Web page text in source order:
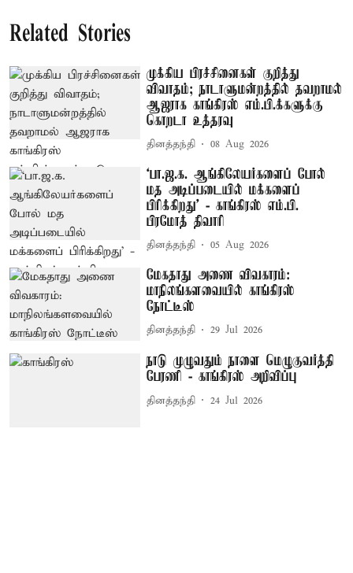
Related Stories
முக்கிய பிரச்சினைகள் குறித்து
விவாதம்; நாடாளுமன்றத்தில் தவறாமல்
ஆஜராக காங்கிரஸ் எம்.பி.க்களுக்கு
கொறடா உத்தரவு
தினத்தந்தி 08 Aug 2026
‘பா.ஜ.க. ஆங்கிலேயர்களைப் போல்
மத அடிப்படையில் மக்களைப்
பிரிக்கிறது’ - காங்கிரஸ் எம்.பி.
பிரமோத் திவாரி
தினத்தந்தி 05 Aug 2026
மேகதாது அணை விவகாரம்:
மாநிலங்களவையில் காங்கிரஸ்
நோட்டீஸ்
தினத்தந்தி 29 Jul 2026
நாடு முழுவதும் நாளை மெழுகுவர்த்தி
பேரணி - காங்கிரஸ் அறிவிப்பு
தினத்தந்தி 24 Jul 2026